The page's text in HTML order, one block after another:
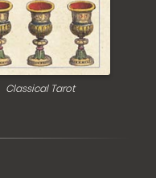
Classical Tarot